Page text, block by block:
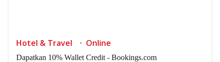
Hotel & Travel Online
Dapatkan 10% Wallet Credit - Bookings.com